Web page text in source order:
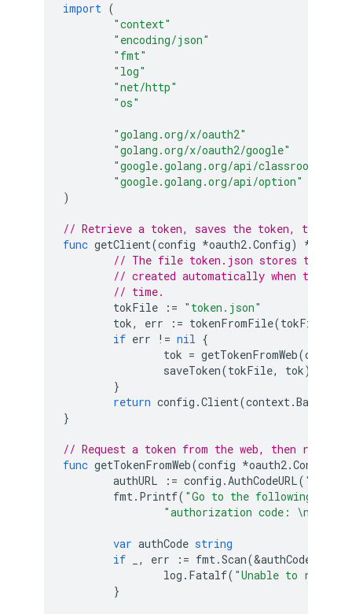
import (
"context"
"encoding/json"
"fmt"
"log"
"net/http"
"os"
"golang.org/x/oauth2"
"golang.org/x/oauth2/google"
"google.golang.org/api/classroom/v1"
"google.golang.org/api/option"
)
// Retrieve a token, saves the token, then
func getClient(config *oauth2.Config) *
// The file token.json stores the
// created automatically when the
// time.
tokFile
:= "token.json"
tok, err := tokenFromFile(tokFile
if err != nil {
tok = getTokenFromWeb(config
saveToken(tokFile, tok)
}
return config .Client(context.
}
// Request a token from the web, then
func getTokenFromWeb(config *oauth2.Config
authURL
:= config .AuthCodeURL( "state-
fmt. Printf( "Go to the following link
"authorization code: \n%v\n"
var authCode string
if
, err := fmt.Scan(&authCode
log . Fatalf( "Unable to read
}